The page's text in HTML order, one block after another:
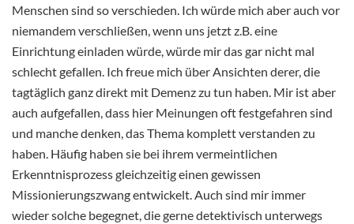
Menschen sind so verschieden. Ich würde mich aber auch vor
niemandem verschließen, wenn uns jetzt z.B. eine
Einrichtung einladen würde, würde mir das gar nicht mal
schlecht gefallen. Ich freue mich über Ansichten derer, die
tagtäglich ganz direkt mit Demenz zu tun haben. Mir ist aber
auch aufgefallen, dass hier Meinungen oft festgefahren sind
und manche denken, das Thema komplett verstanden zu
haben. Häufig haben sie bei ihrem vermeintlichen
Erkenntnisprozess gleichzeitig einen gewissen
Missionierungszwang entwickelt. Auch sind mir immer
wieder solche begegnet, die gerne detektivisch unterwegs